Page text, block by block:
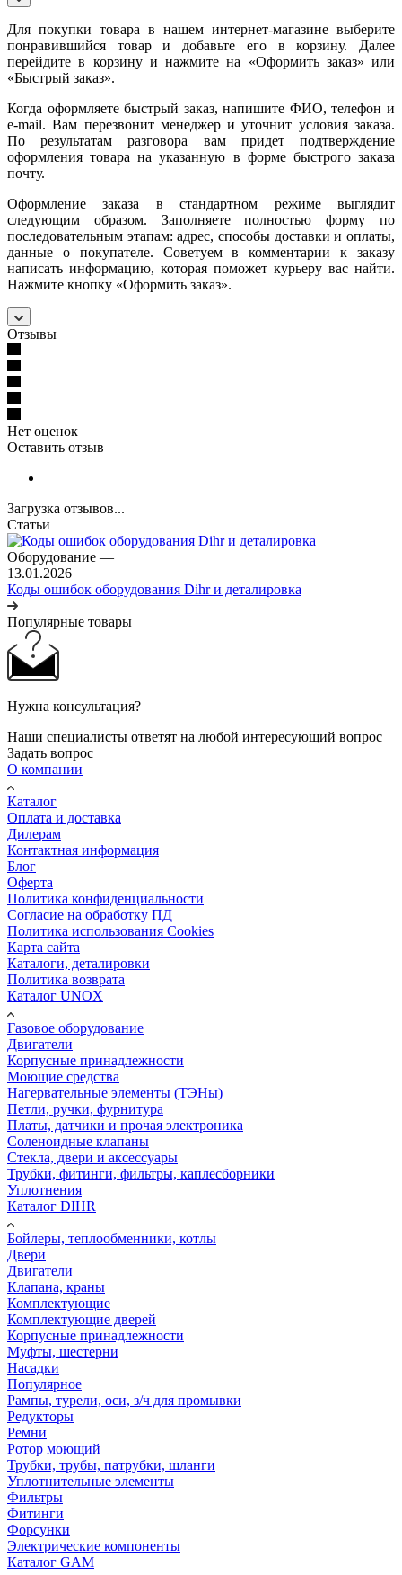
Для покупки товара в нашем интернет-магазине выберите
понравившийся товар и добавьте его в корзину. Далее
перейдите в корзину и нажмите на «Оформить заказ» или
«Быстрый заказ».
Когда оформляете быстрый заказ, напишите ФИО, телефон и
e-mail. Вам перезвонит менеджер и уточнит условия заказа.
По результатам разговора вам придет подтверждение
оформления товара на указанную в форме быстрого заказа
почту.
Оформление заказа в стандартном режиме выглядит
следующим образом. Заполняете полностью форму по
последовательным этапам: адрес, способы доставки и оплаты,
данные о покупателе. Советуем в комментарии к заказу
написать информацию, которая поможет курьеру вас найти.
Нажмите кнопку «Оформить заказ».
Отзывы
Нет оценок
Оставить отзыв
Загрузка отзывов...
Статьи
Оборудование —
13.01.2026
Коды ошибок оборудования Dihr и деталировка
Популярные товары
Нужна консультация?
Наши специалисты ответят на любой интересующий вопрос
Задать вопрос
О компании
Каталог
Оплата и доставка
Дилерам
Контактная информация
Блог
Оферта
Политика конфиденциальности
Согласие на обработку ПД
Политика использования Cookies
Карта сайта
Каталоги, деталировки
Политика возврата
Каталог UNOX
Газовое оборудование
Двигатели
Корпусные принадлежности
Моющие средства
Нагервательные элементы (ТЭНы)
Петли, ручки, фурнитура
Платы, датчики и прочая электроника
Соленоидные клапаны
Стекла, двери и аксессуары
Трубки, фитинги, фильтры, каплесборники
Уплотнения
Каталог DIHR
Бойлеры, теплообменники, котлы
Двери
Двигатели
Клапана, краны
Комплектующие
Комплектующие дверей
Корпусные принадлежности
Муфты, шестерни
Насадки
Популярное
Рампы, турели, оси, з/ч для промывки
Редукторы
Ремни
Ротор моющий
Трубки, трубы, патрубки, шланги
Уплотнительные элементы
Фильтры
Фитинги
Форсунки
Электрические компоненты
Каталог GAM